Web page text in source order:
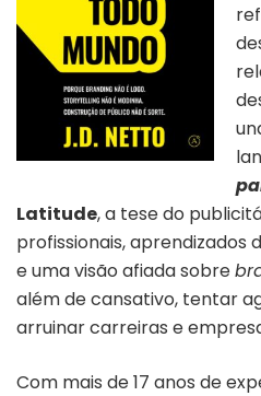
Latitude, a tese do
profissionais, aprendizados
e uma visão afiada sobre
além de cansativo, tentar
arruinar carreiras e
Com mais de 17 anos de